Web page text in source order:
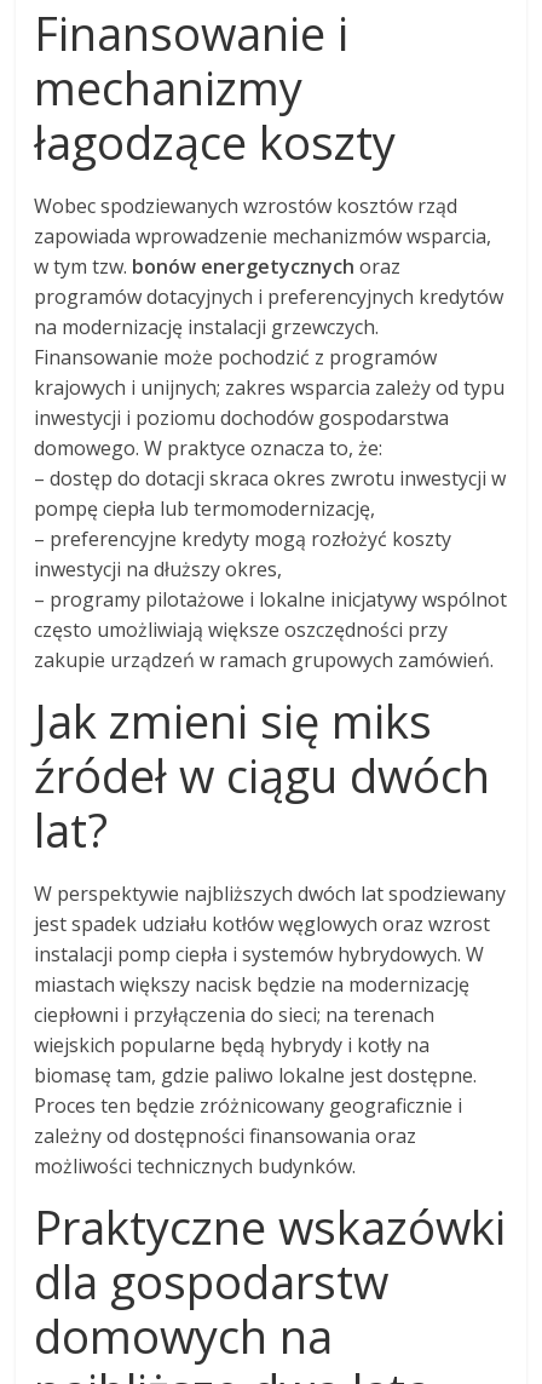
Finansowanie i
mechanizmy
łagodzące koszty
Wobec spodziewanych wzrostów kosztów rząd
zapowiada wprowadzenie mechanizmów wsparcia,
w tym tzw. bonów energetycznych oraz
programów dotacyjnych i preferencyjnych kredytów
na modernizację instalacji grzewczych.
Finansowanie może pochodzić z programów
krajowych i unijnych; zakres wsparcia zależy od typu
inwestycji i poziomu dochodów gospodarstwa
domowego. W praktyce oznacza to, że:
– dostęp do dotacji skraca okres zwrotu inwestycji w
pompę ciepła lub termomodernizację,
– preferencyjne kredyty mogą rozłożyć koszty
inwestycji na dłuższy okres,
– programy pilotażowe i lokalne inicjatywy wspólnot
często umożliwiają większe oszczędności przy
zakupie urządzeń w ramach grupowych zamówień.
Jak zmieni się miks
źródeł w ciągu dwóch
lat?
W perspektywie najbliższych dwóch lat spodziewany
jest spadek udziału kotłów węglowych oraz wzrost
instalacji pomp ciepła i systemów hybrydowych. W
miastach większy nacisk będzie na modernizację
ciepłowni i przyłączenia do sieci; na terenach
wiejskich popularne będą hybrydy i kotły na
biomasę tam, gdzie paliwo lokalne jest dostępne.
Proces ten będzie zróżnicowany geograficznie i
zależny od dostępności finansowania oraz
możliwości technicznych budynków.
Praktyczne wskazówki
dla gospodarstw
domowych na